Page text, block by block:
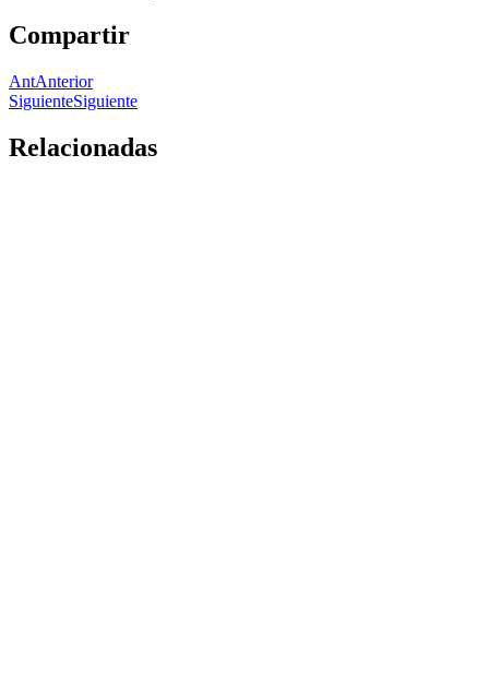
Compartir
AntAnterior
SiguienteSiguiente
Relacionadas